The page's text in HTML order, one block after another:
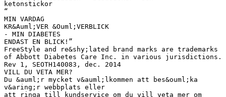
ketonstickor
“
MIN VARDAG
KR&Auml;VER &Ouml;VERBLICK
- MIN DIABETES
ENDAST EN BLICK!”
FreeStyle and re&shy;lated brand marks are trademarks
of Abbott Diabetes Care Inc. in various jurisdictions.
Rev 1, SEOTH140083, dec. 2014
VILL DU VETA MER?
Du &auml;r mycket v&auml;lkommen att bes&ouml;ka
v&aring;r webbplats eller
att ringa till kundservice om du vill veta mer om